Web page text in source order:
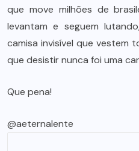
que move milhões de
levantam e seguem
camisa invisível que vestem
que desistir nunca foi uma
Que pena!
@aeternalente